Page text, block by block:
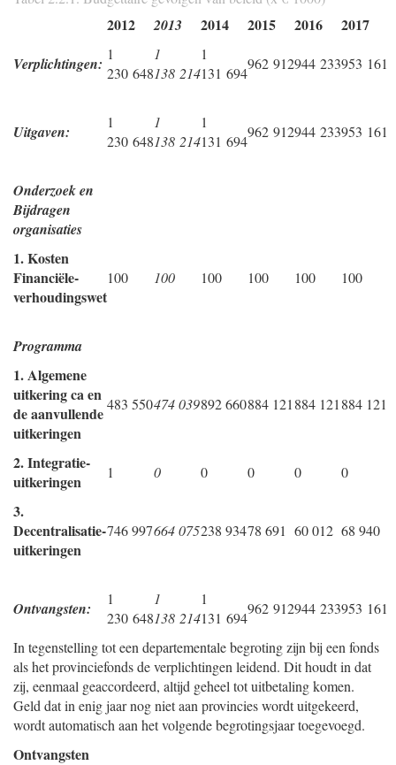
2012 2013 2014 2015 2016 2017
Verplichtingen:
1
230 648
1
138 214
1
131 694
962 912944 233953 161
Uitgaven:
1
230 648
1
138 214
1
131 694
962 912944 233953 161
Onderzoek en
Bijdragen
organisaties
1. Kosten
Financiële-
verhoudingswet
100 100 100 100 100 100
Programma
1. Algemene
uitkering ca en
de aanvullende
uitkeringen
483 550474 039892 660884 121 884 121 884 121
2. Integratie-
uitkeringen
1 0 0 0 0 0
3.
Decentralisatie-
uitkeringen
746 997664 075238 93478 691 60 012 68 940
Ontvangsten:
1
230 648
1
138 214
1
131 694
962 912944 233953 161
In tegenstelling tot een departementale begroting zijn bij een fonds
als het provinciefonds de verplichtingen leidend. Dit houdt in dat
zij, eenmaal geaccordeerd, altijd geheel tot uitbetaling komen.
Geld dat in enig jaar nog niet aan provincies wordt uitgekeerd,
wordt automatisch aan het volgende begrotingsjaar toegevoegd.
Ontvangsten